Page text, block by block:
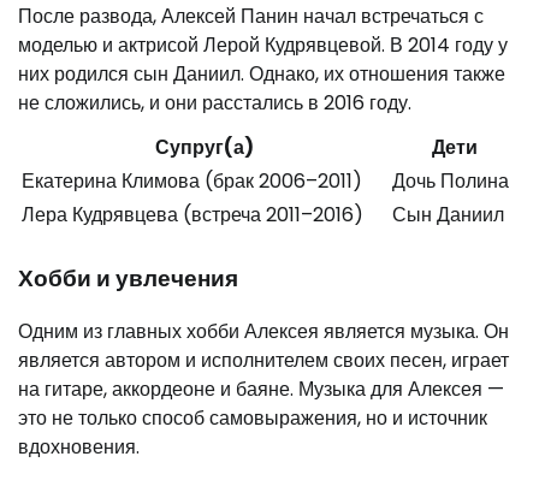
После развода, Алексей Панин начал встречаться с
моделью и актрисой Лерой Кудрявцевой. В 2014 году у
них родился сын Даниил. Однако, их отношения также
не сложились, и они расстались в 2016 году.
Супруг(а)
Дети
Екатерина Климова (брак 2006–2011)
Дочь Полина
Лера Кудрявцева (встреча 2011–2016)
Сын Даниил
Хобби и увлечения
Одним из главных хобби Алексея является музыка. Он
является автором и исполнителем своих песен, играет
на гитаре, аккордеоне и баяне. Музыка для Алексея —
это не только способ самовыражения, но и источник
вдохновения.